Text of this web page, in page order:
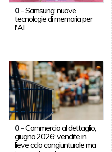
0 -Samsung: nuove
tecnologie di memoria per
l'AI
0 -Commercio al dettaglio,
giugno 2026: vendite in
lieve calo congiunturale ma